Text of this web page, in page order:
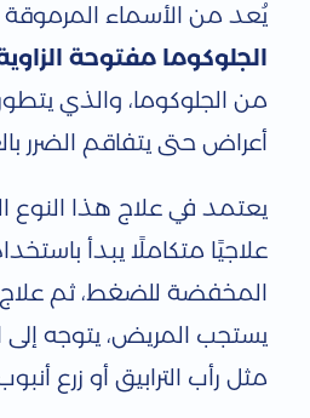
يُعد من الأسماء
الجلوكوما مفتوحة
من الجلوكوما، والذي
أعراض حتى يتفاقم الضرر
يعتمد في علاج هذا النوع
علاجيًا متكاملًا يبدأ
المخفضة للضغط، ثم علاج
يستجب المريض، يتوجه إلى
مثل رأب الترابيق أو زرع